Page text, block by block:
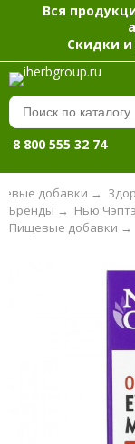
Вся
Скидки
8 800 555 32 74
добавки →
Нью Чэптэ
Бренды →
Пищевые добавки →